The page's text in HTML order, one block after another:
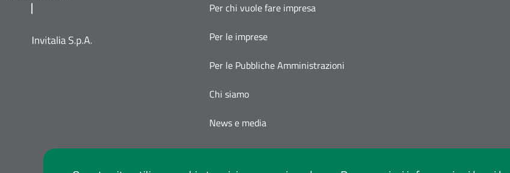
Per chi vuole fare impresa
Per le imprese
Per le Pubbliche Amministrazioni
Chi siamo
News e media